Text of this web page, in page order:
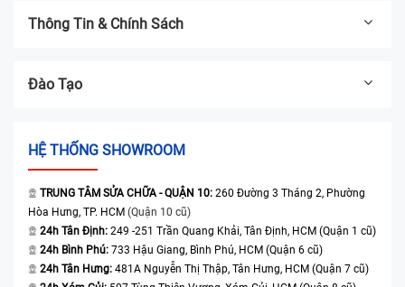
Thông Tin & Chính Sách
Đào Tạo
HỆ THỐNG SHOWROOM
TRUNG TÂM SỬA CHỮA - QUẬN 10: 260 Đường 3 Tháng 2, Phường
Hòa Hưng, TP. HCM (Quận 10 cũ)
24h Tân Định: 249 -251 Trần Quang Khải, Tân Định, HCM (Quận 1 cũ)
24h Bình Phú: 733 Hậu Giang, Bình Phú, HCM (Quận 6 cũ)
24h Tân Hưng: 481A Nguyễn Thị Thập, Tân Hưng, HCM (Quận 7 cũ)